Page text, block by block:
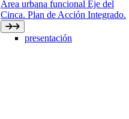
Área urbana funcional Eje del
Cinca. Plan de Acción Integrado.
presentación